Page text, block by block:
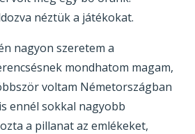
néztük a játékokat.
nagyon szeretem a
mondhatom magam,
voltam Németországban
ennél sokkal nagyobb
a pillanat az emlékeket,